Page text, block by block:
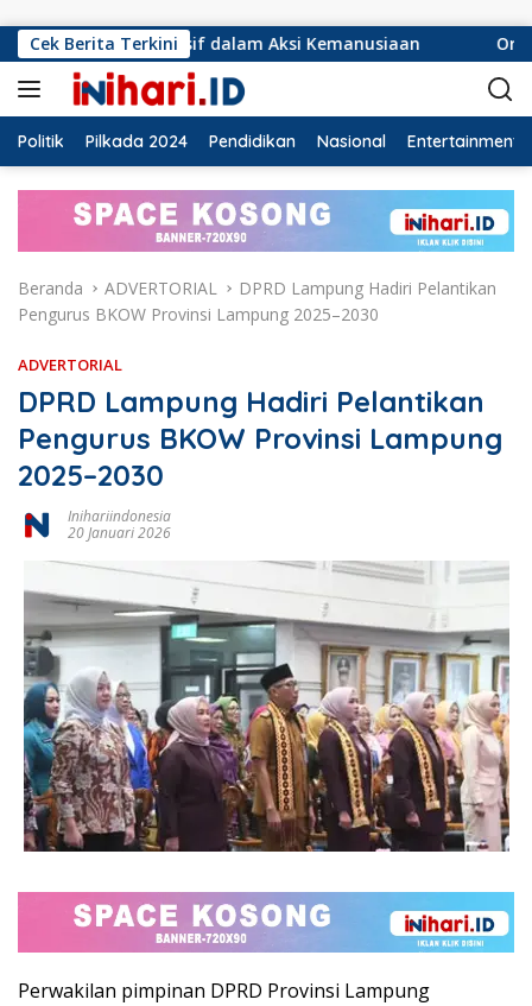
Cek Berita Terkini
dalam Aksi Kemanusiaan Ormas Laskar Lampung
Politik Pilkada 2024 Pendidikan Nasional Entertainment
Beranda ADVERTORIAL
DPRD Lampung Hadiri Pelantikan
Pengurus BKOW Provinsi Lampung 2025–2030
ADVERTORIAL
DPRD Lampung Hadiri Pelantikan
Pengurus BKOW Provinsi Lampung
2025–2030
Inihariindonesia
20 Januari 2026
Perwakilan pimpinan DPRD Provinsi Lampung